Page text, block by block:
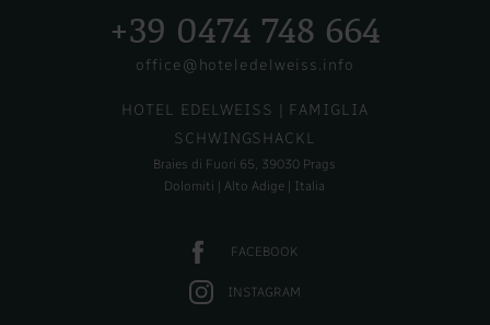
+39 0474 748 664
office@hoteledelweiss.info
HOTEL EDELWEISS
| FAMIGLIA
SCHWINGSHACKL
Braies di Fuori 65, 39030 Prags
Dolomiti | Alto Adige | Italia
FACEBOOK
INSTAGRAM